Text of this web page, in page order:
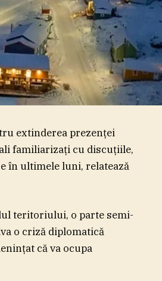
extinderea prezenţei
familiarizaţi cu discuţiile,
în ultimele luni, relatează
teritoriului, o parte semi-
o criză diplomatică
că va ocupa